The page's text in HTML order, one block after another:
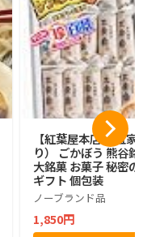
【紅葉屋本店】 五
り） ごかぼう 熊谷
大銘菓 お菓子 秘密
ギフト 個包装
ノーブランド品
1,850円